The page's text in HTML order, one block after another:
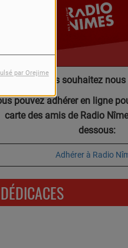
par Orejime
Vous souhaitez nous
pouvez adhérer en ligne
carte des amis de Radio
dessous:
Adhérer à Radio
DÉDICACES